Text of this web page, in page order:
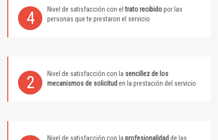
4 Nivel de satisfacción con eltrato recibidopor las
personas que te prestaron el servicio
2 Nivel de satisfacción con la sencillez de los
mecanismos de solicitud en la prestación del servicio
Nivel de satisfacción con la profesionalidad de las